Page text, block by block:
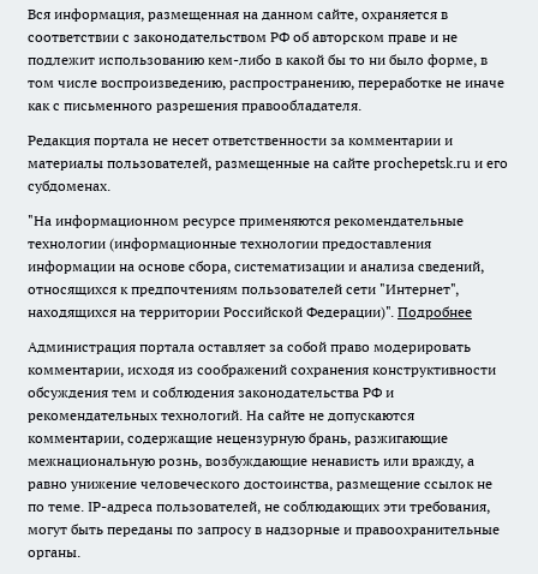
Вся информация, размещенная на данном сайте, охраняется в
соответствии с законодательством РФ об авторском праве и не
подлежит использованию кем-либо в какой бы то ни было форме, в
том числе воспроизведению, распространению, переработке не иначе
как с письменного разрешения правообладателя.
Редакция портала не несет ответственности за комментарии и
материалы пользователей, размещенные на сайте prochepetsk.ru и его
субдоменах.
"На информационном ресурсе применяются рекомендательные
технологии (информационные технологии предоставления
информации на основе сбора, систематизации и анализа сведений,
относящихся к предпочтениям пользователей сети "Интернет",
находящихся на территории Российской Федерации)". Подробнее
Администрация портала оставляет за собой право модерировать
комментарии, исходя из соображений сохранения конструктивности
обсуждения тем и соблюдения законодательства РФ и
рекомендательных технологий. На сайте не допускаются
комментарии, содержащие нецензурную брань, разжигающие
межнациональную рознь, возбуждающие ненависть или вражду, а
равно унижение человеческого достоинства, размещение ссылок не
по теме. IP-адреса пользователей, не соблюдающих эти требования,
могут быть переданы по запросу в надзорные и правоохранительные
органы.